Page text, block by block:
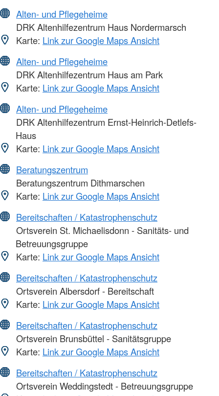
Alten- und Pflegeheime
DRK Altenhilfezentrum Haus Nordermarsch
Karte: Link zur Google Maps Ansicht
Alten- und Pflegeheime
DRK Altenhilfezentrum Haus am Park
Karte: Link zur Google Maps Ansicht
Alten- und Pflegeheime
DRK Altenhilfezentrum Ernst-Heinrich-Detlefs-
Haus
Karte: Link zur Google Maps Ansicht
Beratungszentrum
Beratungszentrum Dithmarschen
Karte: Link zur Google Maps Ansicht
Bereitschaften / Katastrophenschutz
Ortsverein St. Michaelisdonn - Sanitäts- und
Betreuungsgruppe
Karte: Link zur Google Maps Ansicht
Bereitschaften / Katastrophenschutz
Ortsverein Albersdorf - Bereitschaft
Karte: Link zur Google Maps Ansicht
Bereitschaften / Katastrophenschutz
Ortsverein Brunsbüttel - Sanitätsgruppe
Karte: Link zur Google Maps Ansicht
Bereitschaften / Katastrophenschutz
Ortsverein Weddingstedt - Betreuungsgruppe